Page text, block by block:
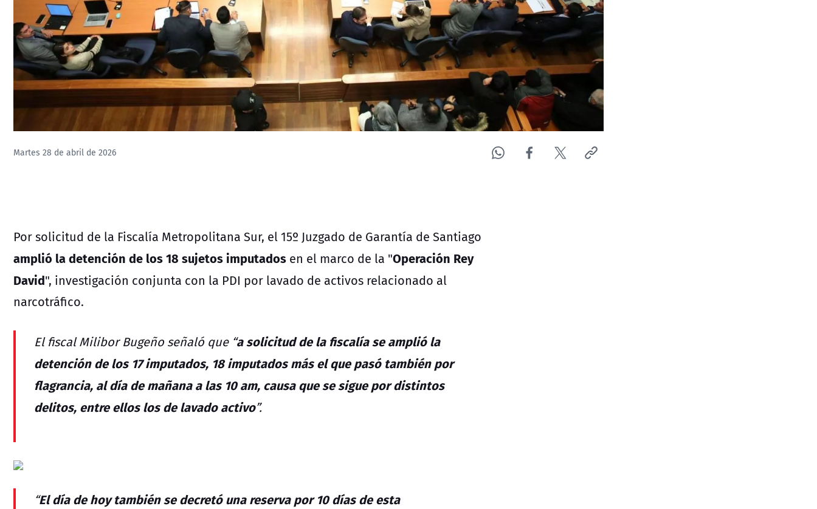
Martes 28 de abril de 2026
Por solicitud de la Fiscalía Metropolitana Sur, el 15º Juzgado de Garantía de Santiago
amplió la detención de los 18 sujetos imputados en el marco de la "Operación Rey
David", investigación conjunta con la PDI por lavado de activos relacionado al
narcotráfico.
El fiscal Milibor Bugeño señaló que “a solicitud de la fiscalía se amplió la
detención de los 17 imputados, 18 imputados más el que pasó también por
flagrancia, al día de mañana a las 10 am, causa que se sigue por distintos
delitos, entre ellos los de lavado activo”.
“El día de hoy también se decretó una reserva por 10 días de esta